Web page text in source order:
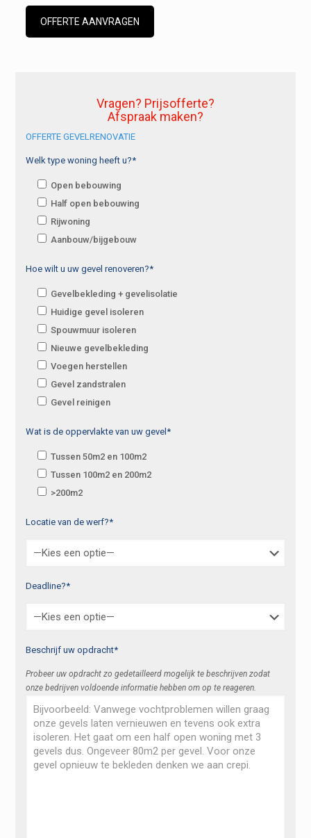
OFFERTE AANVRAGEN
Vragen? Prijsofferte?
Afspraak maken?
OFFERTE GEVELRENOVATIE
Welk type woning heeft u?*
Open bebouwing
Half open bebouwing
Rijwoning
Aanbouw/bijgebouw
Hoe wilt u uw gevel renoveren?*
Gevelbekleding + gevelisolatie
Huidige gevel isoleren
Spouwmuur isoleren
Nieuwe gevelbekleding
Voegen herstellen
Gevel zandstralen
Gevel reinigen
Wat is de oppervlakte van uw gevel*
Tussen 50m2 en 100m2
Tussen 100m2 en 200m2
>200m2
Locatie van de werf?*
Deadline?*
Beschrijf uw opdracht*
Probeer uw opdracht zo gedetailleerd mogelijk te beschrijven zodat
onze bedrijven voldoende informatie hebben om op te reageren.